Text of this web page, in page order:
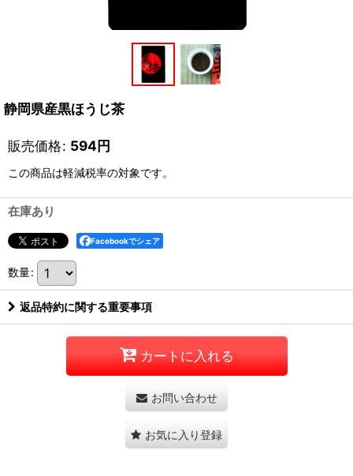
静岡県産黒ほうじ茶
販売価格: 594円
この商品は軽減税率の対象です。
在庫あり
Facebookでシェア
数量:
返品特約に関する重要事項
カートに入れる
お問い合わせ
お気に入り登録